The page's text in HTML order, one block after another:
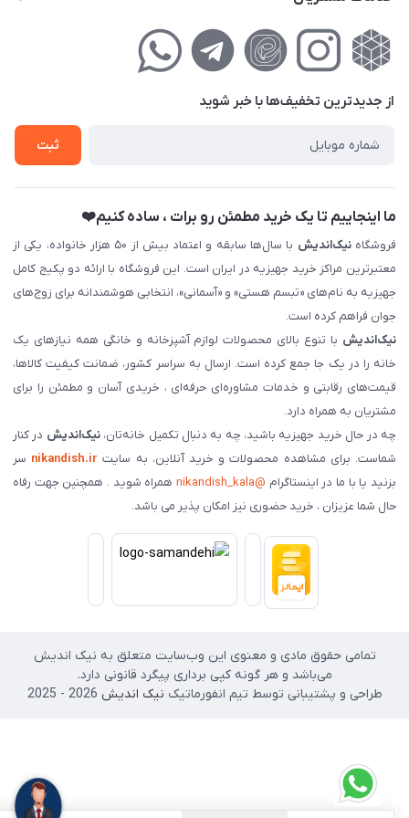
کوچه گلریز 4 غربی ، پلاک 13
لیست محصولات
راهنمای‌خرید‌آنلاین
حریم خصوصی
فروش‌اقساطی
از جدید‌ترین تخفیف‌ها با‌ خبر شوید
ثبت
اینجاییم تا یک خرید مطمئن رو برات ، ساده کنیم❤️
نیک‌اندیش
با سال‌ها سابقه و اعتماد بیش از ۵۰ هزار خانواده، یکی از
مراکز خرید جهیزیه در ایران است. این فروشگاه با ارائه دو پکیج کامل
به نام‌های «تبسم هستی» و «آسمانی»، انتخابی هوشمندانه برای زوج‌های
فراهم کرده است.
با تنوع بالای محصولات لوازم آشپزخانه و خانگی همه نیازهای یک
را در یک جا جمع کرده است. ارسال به سراسر کشور، ضمانت کیفیت کالاها،
رقابتی و خدمات مشاوره‌ای حرفه‌ای ، خریدی آسان و مطمئن را برای
به همراه دارد.
در حال خرید جهیزیه باشید، چه به دنبال تکمیل خانه‌تان،نیک‌اندیشدر کنار
برای مشاهده محصولات و خرید آنلاین، به سایتnikandish.irسر
یا با ما در اینستاگرام@nikandish_kala
همراه شوید . همچنین جهت رفاه
شما عزیزان ، خرید حضوری نیز امکان پذیر می باشد.
تمامی حقوق مادی و معنوی این وب‌سایت متعلق به نیک اندیش
می‌باشد و هر گونه کپی برداری پیگرد قانونی دارد.
طراحی و پشتیبانی توسط تیم انفورماتیکنیک اندیش2026 - 2025